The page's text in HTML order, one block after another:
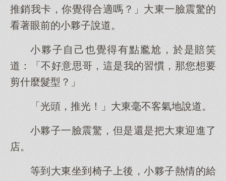
推銷我卡，你覺得合適嗎？」大東一臉震驚的
看著眼前的小夥子說道。
小夥子自己也覺得有點尷尬，於是賠笑
道：「不好意思哥，這是我的習慣，那您想要
剪什麼髮型？」
「光頭，推光！」大東毫不客氣地說道。
小夥子一臉震驚，但是還是把大東迎進了
店。
等到大東坐到椅子上後，小夥子熱情的給